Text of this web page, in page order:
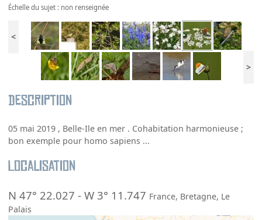
Échelle du sujet : non renseignée
<
>
Description
05 mai 2019 , Belle-Ile en mer . Cohabitation harmonieuse ;
bon exemple pour homo sapiens ...
Localisation
N 47° 22.027 -W 3° 11.747 France, Bretagne, Le
Palais